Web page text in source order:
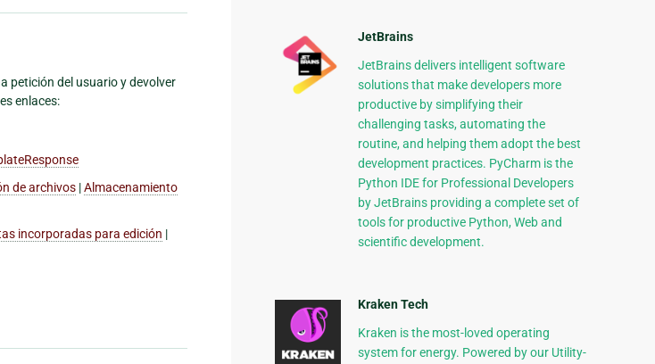
petición del usuario y devolver
enlaces:
de archivos |Almacenamiento
incorporadas para edición |
JetBrains
JetBrains delivers intelligent software
solutions that make developers more
productive by simplifying their
challenging tasks, automating the
routine, and helping them adopt the best
development practices. PyCharm is the
Python IDE for Professional Developers
by JetBrains providing a complete set of
tools for productive Python, Web and
scientific development.
Kraken Tech
Kraken is the most-loved operating
system for energy. Powered by our Utility-